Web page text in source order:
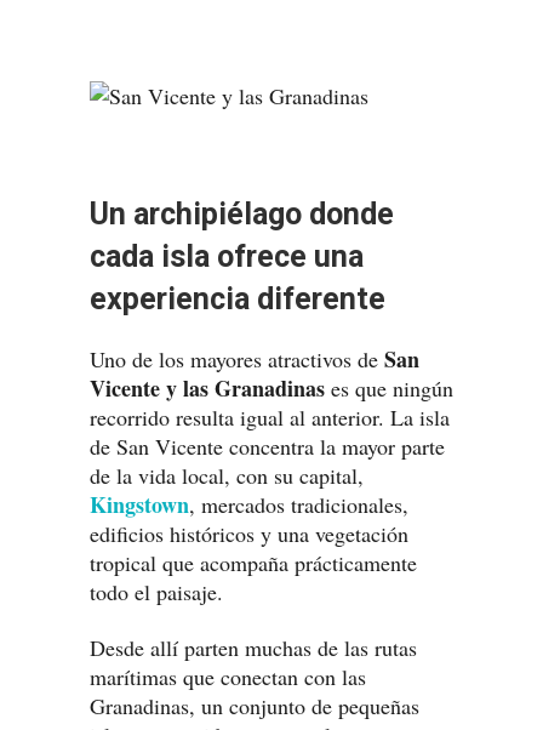
Un archipiélago donde
cada isla ofrece una
experiencia diferente
Uno de los mayores atractivos de San
Vicente y las Granadinas es que ningún
recorrido resulta igual al anterior. La isla
de San Vicente concentra la mayor parte
de la vida local, con su capital,
Kingstown, mercados tradicionales,
edificios históricos y una vegetación
tropical que acompaña prácticamente
todo el paisaje.
Desde allí parten muchas de las rutas
marítimas que conectan con las
Granadinas, un conjunto de pequeñas